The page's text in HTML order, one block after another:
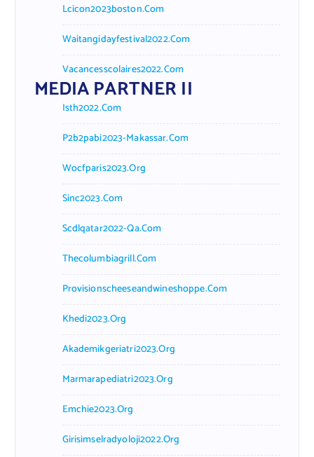
Lcicon2023boston.com
Waitangidayfestival2022.com
Vacancesscolaires2022.com
MEDIA PARTNER II
Isth2022.com
P2b2pabi2023-Makassar.com
Wocfparis2023.org
Sinc2023.com
Scdlqatar2022-Qa.com
Thecolumbiagrill.com
Provisionscheeseandwineshoppe.com
Khedi2023.org
Akademikgeriatri2023.org
Marmarapediatri2023.org
Emchie2023.org
Girisimselradyoloji2022.org